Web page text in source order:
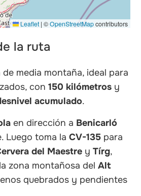
Leaflet | ©OpenStreetMapcontributors
la ruta
media montaña, ideal para
con150 kilómetros y
acumulado.
en dirección a Benicarló
Luego toma laCV-135 para
del Maestre yTírg,
zona montañosa delAlt
quebrados y pendientes